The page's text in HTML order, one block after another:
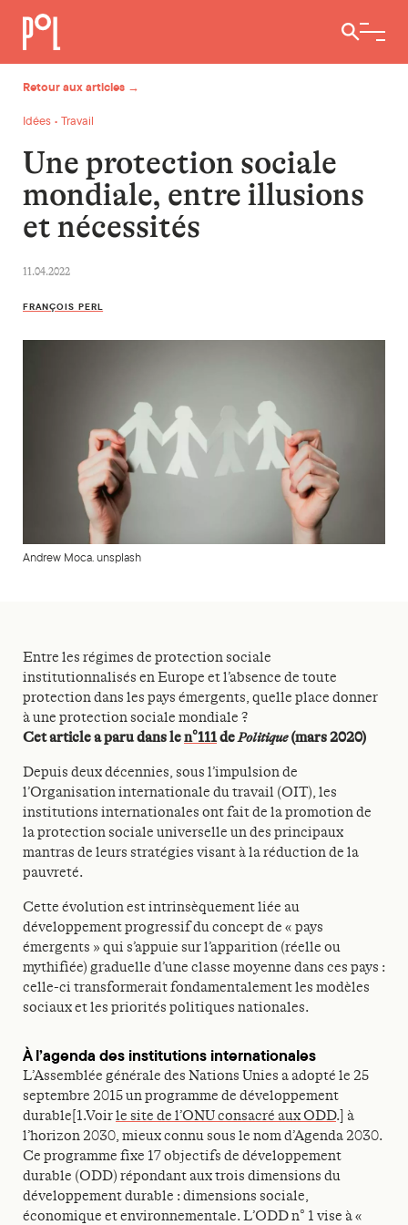
Ouvrir /
Retour aux articles →
Idées • Travail
Une protection sociale
mondiale, entre illusions
et nécessités
11.04.2022
FRANÇOIS PERL
Andrew Moca. unsplash
Entre les régimes de protection sociale
institutionnalisés en Europe et l’absence de toute
protection dans les pays émergents, quelle place donner
à une protection sociale mondiale ?
Cet article a paru dans len°111dePolitique(mars 2020)
Depuis deux décennies, sous l’impulsion de
l’Organisation internationale du travail (OIT), les
institutions internationales ont fait de la promotion de
la protection sociale universelle un des principaux
mantras de leurs stratégies visant à la réduction de la
pauvreté.
Cette évolution est intrinsèquement liée au
développement progressif du concept de « pays
émergents » qui s’appuie sur l’apparition (réelle ou
mythifiée) graduelle d’une classe moyenne dans ces pays :
celle-ci transformerait fondamentalement les modèles
sociaux et les priorités politiques nationales.
À l’agenda des institutions internationales
L’Assemblée générale des Nations Unies a adopté le 25
septembre 2015 un programme de développement
durable[1.Voirle site de l’ONU consacré aux ODD.] à
l’horizon 2030, mieux connu sous le nom d’Agenda 2030.
Ce programme fixe 17 objectifs de développement
durable (ODD) répondant aux trois dimensions du
développement durable : dimensions sociale,
économique et environnementale. L’ODD n° 1 vise à «